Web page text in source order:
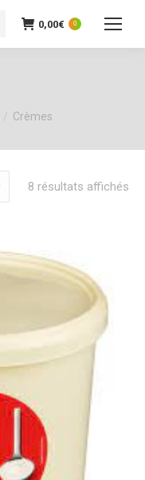
0,00€ 0
Crèmes
8 résultats affichés